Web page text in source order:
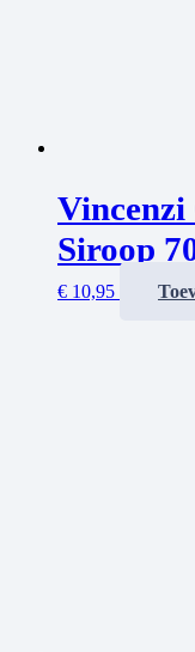
Siroop
€ 10,95